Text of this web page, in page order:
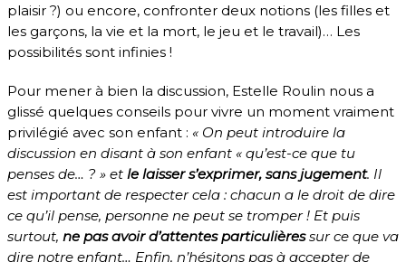
plaisir ?) ou encore, confronter deux notions (les filles et
les garçons, la vie et la mort, le jeu et le travail)… Les
possibilités sont infinies !
Pour mener à bien la discussion, Estelle Roulin nous a
glissé quelques conseils pour vivre un moment vraiment
privilégié avec son enfant : « On peut introduire la
discussion en disant à son enfant « qu’est-ce que tu
penses de… ? » et le laisser s’exprimer, sans jugement. Il
est important de respecter cela : chacun a le droit de dire
ce qu’il pense, personne ne peut se tromper ! Et puis
surtout, ne pas avoir d’attentes particulièressur ce que va
dire notre enfant… Enfin, n’hésitons pas à accepter de